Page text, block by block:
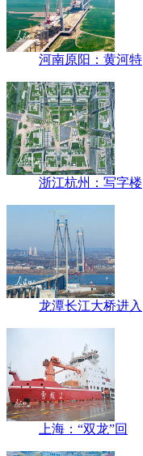
河南原阳：黄河特
浙江杭州：写字楼
龙潭长江大桥进入
上海：“双龙”回